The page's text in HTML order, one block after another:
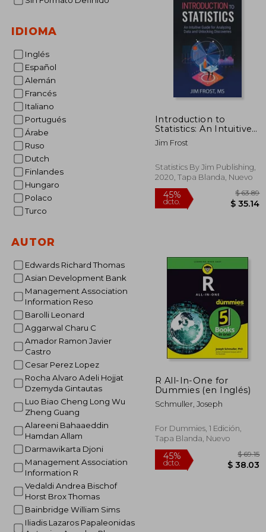
IDIOMA
Inglés
Español
Alemán
Francés
Italiano
Portugués
Árabe
Ruso
Dutch
Finlandes
Hungaro
Polaco
Turco
AUTOR
Edwards Richard Thomas
Asian Development Bank
Management Association
Information Reso
Barolli Leonard
Aggarwal Charu C
Amador Ramon Javier
Castro
Cesar Perez Lopez
Rocha Alvaro Adeli Hojjat
Dzemyda Gintautas
Luo Biao Cheng Long Wu
Zheng Guang
Alareeni Bahaaeddin
Hamdan Allam
Darmawikarta Djoni
Management Association
Information R
Vedaldi Andrea Bischof
Horst Brox Thomas
Bainbridge William Sims
Iliadis Lazaros Papaleonidas
Introduction to
Statistics: An Intuitive
Guide for Analyzing
Data and Unlocking
Jim Frost
Statistics By Jim Publishing,
2020, Tapa Blanda, Nuevo
R All-In-One for
Dummies (en Inglés)
Schmuller, Joseph
For Dummies, 1 Edición,
Tapa Blanda, Nuevo